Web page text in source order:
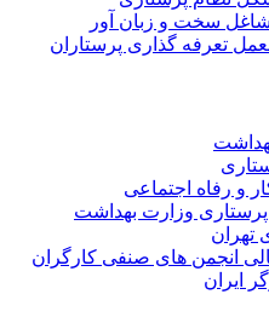
سخت و زبان آور
تعرفه گذاری پرستاران
و رفاه اجتماعی
وزارت بهداشت
تهران
انجمن های صنفی کارگران
ایران